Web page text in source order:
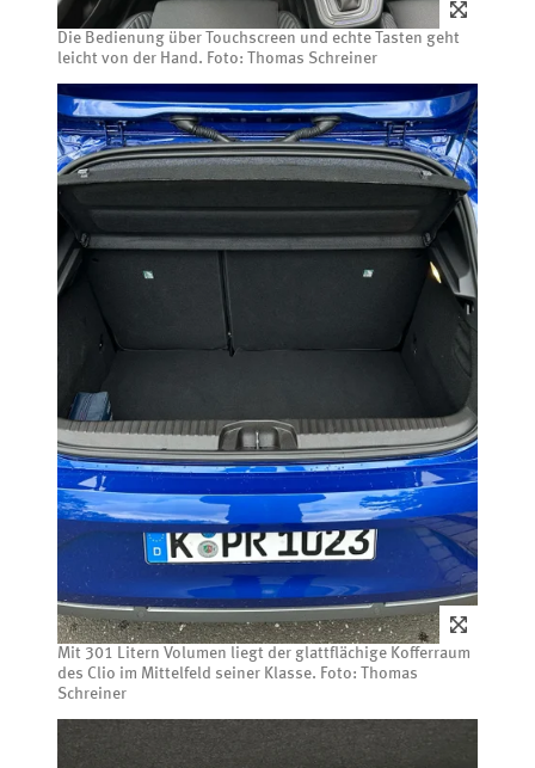
Die Bedienung über Touchscreen und echte Tasten geht
leicht von der Hand. Foto: Thomas Schreiner
Mit 301 Litern Volumen liegt der glattflächige Kofferraum
des Clio im Mittelfeld seiner Klasse. Foto: Thomas
Schreiner